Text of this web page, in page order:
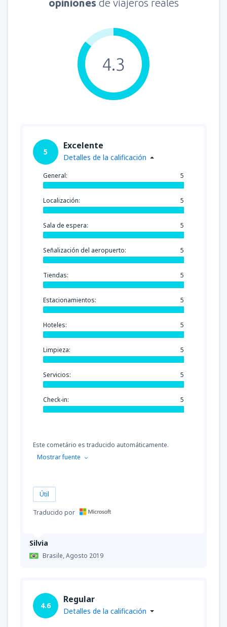
opiniones de viajeros reales
4.3
Silvia
Brasile,Agosto 2019
5
Excelente
Detalles de la calificación
General: 5
Localización: 5
Sala de espera: 5
Señalización del aeropuerto: 5
Tiendas: 5
Estacionamientos: 5
Hoteles: 5
Limpieza: 5
Servicios: 5
Check-in: 5
Este cometário es traducido automáticamente.
Mostrar fuente
Útil
Traducido por
4.6
Regular
Detalles de la calificación